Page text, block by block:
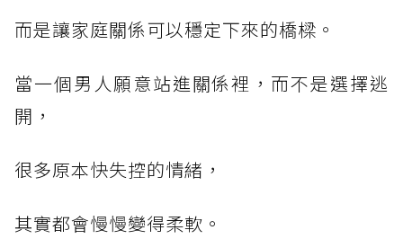
而是讓家庭關係可以穩定下來的橋樑。
當一個男人願意站進關係裡，而不是選擇逃
開，
很多原本快失控的情緒，
其實都會慢慢變得柔軟。